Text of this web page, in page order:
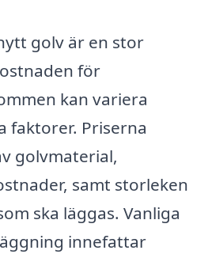
golv är en stor
för
kan variera
faktorer. Priserna
golvmaterial,
samt storleken
ska läggas. Vanliga
innefattar